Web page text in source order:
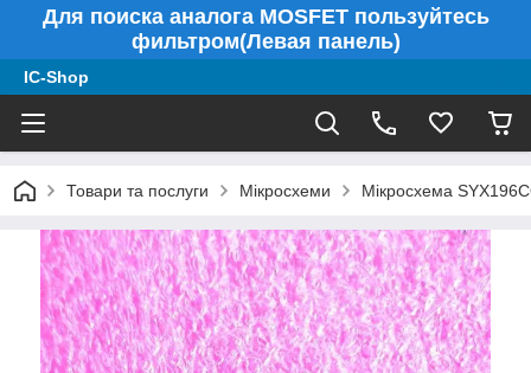
Для поиска аналога MOSFET пользуйтесь
фильтром(Левая панель)
IC-Shop
Товари та послуги Мікросхеми Мікросхема